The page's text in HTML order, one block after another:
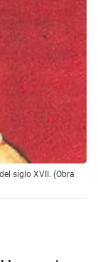
siglo XVII. (Obra